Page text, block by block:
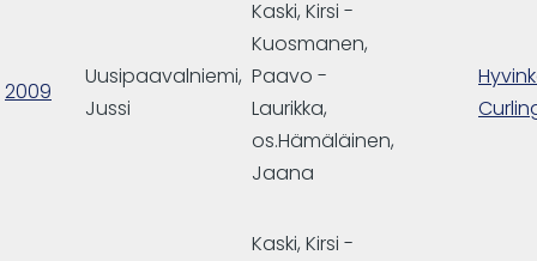
2009
Uusipaavalniemi,
Jussi
Kaski, Kirsi -
Kuosmanen,
Paavo -
Laurikka,
os.Hämäläinen,
Jaana
Kaski, Kirsi -